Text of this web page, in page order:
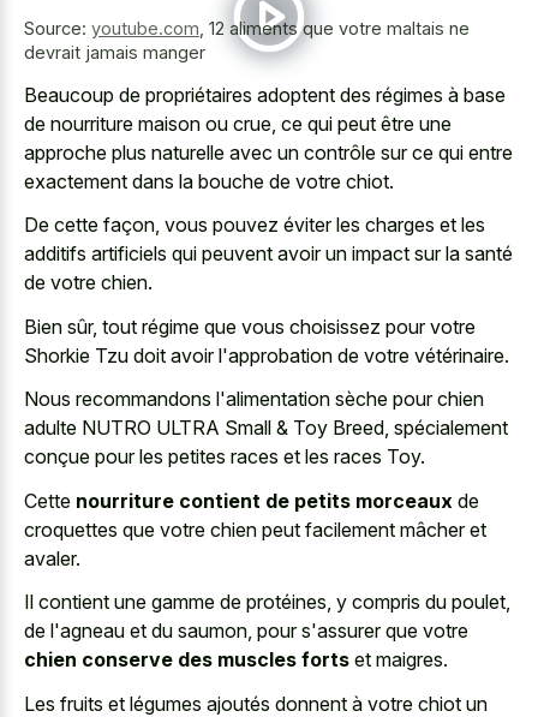
Source: youtube.com 12 aliments que votre maltais ne
devrait jamais manger
Beaucoup de propriétaires adoptent des régimes à base
de nourriture maison ou crue, ce qui peut être une
approche plus naturelle avec un contrôle sur ce qui entre
exactement dans la bouche de votre chiot.
De cette façon, vous pouvez éviter les charges et les
additifs artificiels qui peuvent avoir un impact sur la santé
de votre chien.
Bien sûr, tout régime que vous choisissez pour votre
Shorkie Tzu doit avoir l'approbation de votre vétérinaire.
Nous recommandons l'alimentation sèche pour chien
adulte NUTRO ULTRA Small & Toy Breed, spécialement
conçue pour les petites races et les races Toy.
Cette nourriture contient de petits morceaux de
croquettes que votre chien peut facilement mâcher et
avaler.
Il contient une gamme de protéines, y compris du poulet,
de l'agneau et du saumon, pour s'assurer que votre
chien conserve des muscles forts et maigres.
Les fruits et légumes ajoutés donnent à votre chiot un